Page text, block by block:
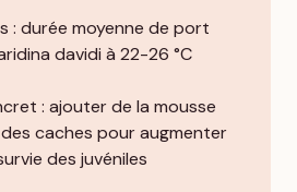
: durée moyenne de port
davidi à 22-26 °C
: ajouter de la mousse
caches pour augmenter
des juvéniles